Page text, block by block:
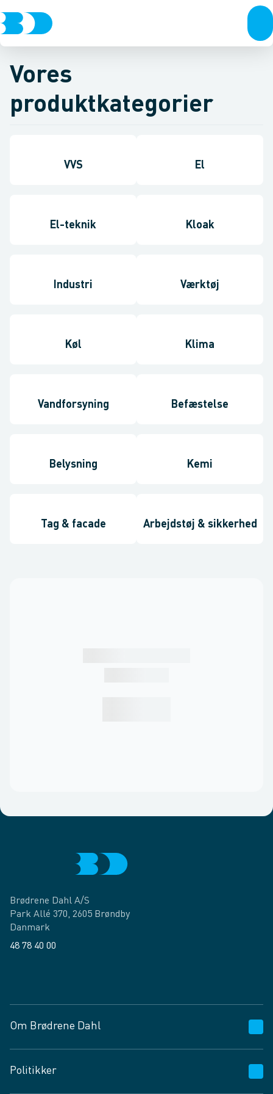
Vores
produktkategorier
VVS El
El-teknik Kloak
Industri Værktøj
Køl Klima
Vandforsyning Befæstelse
Belysning Kemi
Tag & facade Arbejdstøj & sikkerhed
Brødrene Dahl A/S
Park Allé 370, 2605 Brøndby
Danmark
48 78 40 00
Om Brødrene Dahl
Vagttelefon 30 10 89 89
Politikker